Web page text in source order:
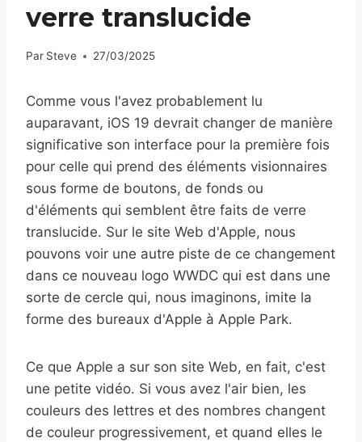
verre translucide
Par Steve 27/03/2025
Comme vous l'avez probablement lu
auparavant, iOS 19 devrait changer de manière
significative son interface pour la première fois
pour celle qui prend des éléments visionnaires
sous forme de boutons, de fonds ou
d'éléments qui semblent être faits de verre
translucide. Sur le site Web d'Apple, nous
pouvons voir une autre piste de ce changement
dans ce nouveau logo WWDC qui est dans une
sorte de cercle qui, nous imaginons, imite la
forme des bureaux d'Apple à Apple Park.
Ce que Apple a sur son site Web, en fait, c'est
une petite vidéo. Si vous avez l'air bien, les
couleurs des lettres et des nombres changent
de couleur progressivement, et quand elles le